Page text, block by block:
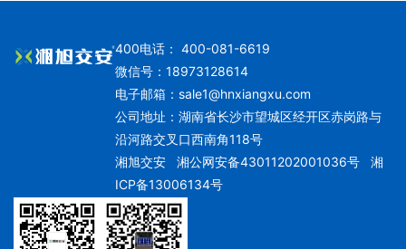
400电话： 400-081-6619
微信号：18973128614
电子邮箱： sale1@hnxiangxu.com
公司地址：湖南省长沙市望城区经开区赤岗路与
沿河路交叉口西南角118号
湘旭交安湘公网安备43011202001036号
湘
ICP备13006134号